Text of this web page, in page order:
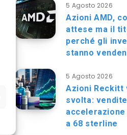
5 Agosto 2026
Azioni AMD,
attese ma il
perché gli
stanno
5 Agosto 2026
Azioni Reckitt
svolta:
a 68 sterline